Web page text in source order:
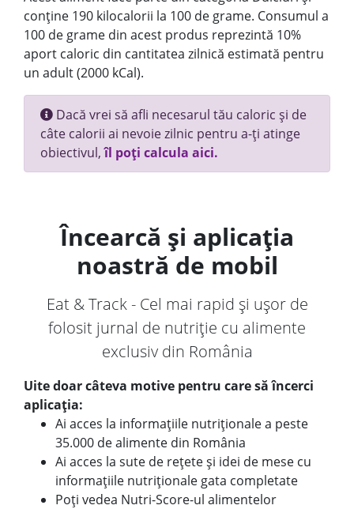
conține 190 kilocalorii la 100 de grame. Consumul a
100 de grame din acest produs reprezintă 10%
aport caloric din cantitatea zilnică estimată pentru
un adult (2000 kCal).
Dacă vrei să afli necesarul tău caloric și de
câte calorii ai nevoie zilnic pentru a-ți atinge
obiectivul,îl poți calcula aici.
Încearcă și aplicația
noastră de mobil
Eat & Track - Cel mai rapid și ușor de
folosit jurnal de nutriție cu alimente
exclusiv din România
Uite doar câteva motive pentru care să încerci
aplicația:
Ai acces la informațiile nutriționale a peste
35.000 de alimente din România
Ai acces la sute de rețete și idei de mese cu
informațiile nutriționale gata completate
Poți vedea Nutri-Score-ul alimentelor